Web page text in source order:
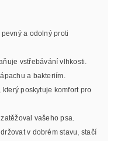
a odolný proti
vstřebávání vlhkosti.
a bakteriím.
poskytuje komfort pro
vašeho psa.
v dobrém stavu, stačí